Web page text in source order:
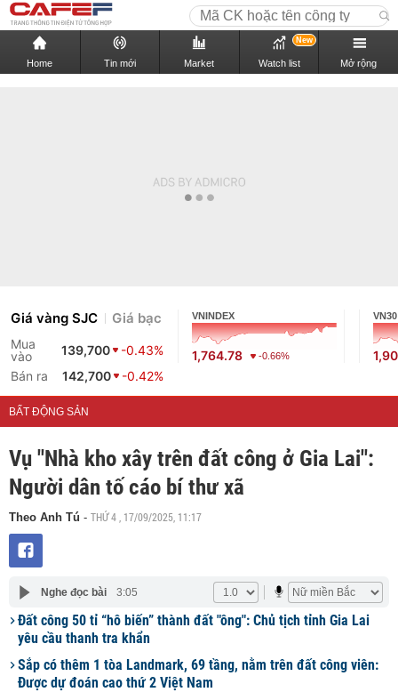
Home Tin mới Market Watch list
New
Mở rộng
Giá vàng SJC Giá bạc
Mua
vào
139,700
-0.43%
Bán ra
142,700 -0.42%
VNINDEX
1,764.78 -0.66%
VN30
BẤT ĐỘNG SẢN
Vụ "Nhà kho xây trên đất công ở Gia Lai":
Người dân tố cáo bí thư xã
Theo Anh Tú - THỨ 4 , 17/09/2025, 11:17
Nghe đọc bài 3:05
Đất công 50 tỉ “hô biến” thành đất "ông": Chủ tịch tỉnh Gia Lai
yêu cầu thanh tra khẩn
Sắp có thêm 1 tòa Landmark, 69 tầng, nằm trên đất công viên:
Được dự đoán cao thứ 2 Việt Nam